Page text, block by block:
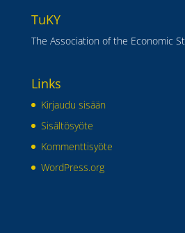
TuKY
The Association of the Economic
Links
Kirjaudu sisään
Sisältösyöte
Kommenttisyöte
WordPress.org